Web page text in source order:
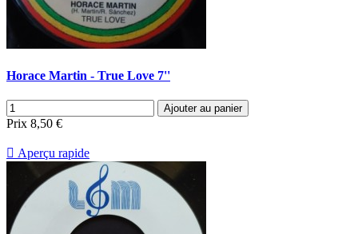
Horace Martin - True Love 7''
Ajouter au panier
Prix 8,50 €
 Aperçu rapide